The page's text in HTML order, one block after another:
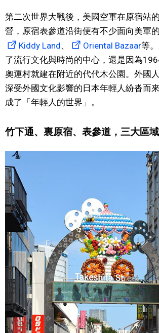
娛樂
教育
工作勞動
家庭
醫療健康
語言
東京
編輯部通知
第二次世界大戰後，美國空軍在原宿站
營，原宿表參道沿街便有不少面向美軍
Kiddy Land、 Oriental Bazaar等
了流行文化與時尚的中心，還是因為
奧運村就建在附近的代代木公園。外國
深受外國文化影響的日本年輕人紛沓而
成了「年輕人的世界」。
竹下通、裏原宿、表參道，三大區